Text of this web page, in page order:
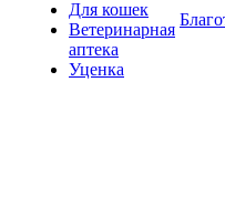
Для кошек
Ветеринарная
аптека
Уценка